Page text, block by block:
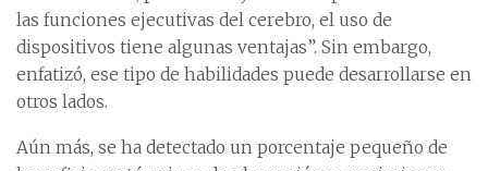
las funciones ejecutivas del cerebro, el uso de
dispositivos tiene algunas ventajas”. Sin embargo,
enfatizó, ese tipo de habilidades puede desarrollarse en
otros lados.
Aún más, se ha detectado un porcentaje pequeño de